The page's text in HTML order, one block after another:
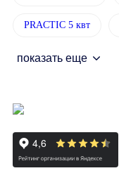
PRACTIC 5 квт
показать еще